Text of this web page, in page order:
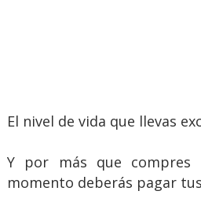
El nivel de vida que llevas
Y por más que compres
momento deberás pagar